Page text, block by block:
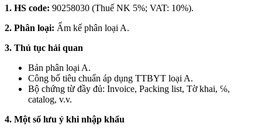
1. HS code: 90258030 (Thuế NK 5%; VAT: 10%).
2. Phân loại: Ẩm kế phân loại A.
3. Thủ tục hải quan
Bản phân loại A.
Công bố tiêu chuẩn áp dụng TTBYT loại A.
Bộ chứng từ đầy đủ: Invoice, Packing list, Tờ khai, ℅,
catalog, v.v.
4. Một số lưu ý khi nhập khẩu